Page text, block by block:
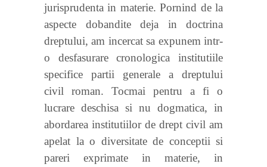
jurisprudenta in materie. Pornind de la
aspecte dobandite deja in doctrina
dreptului, am incercat sa expunem intr-
o desfasurare cronologica institutiile
specifice partii generale a dreptului
civil roman. Tocmai pentru a fi o
lucrare deschisa si nu dogmatica, in
abordarea institutiilor de drept civil am
apelat la o diversitate de conceptii si
pareri exprimate in materie, in